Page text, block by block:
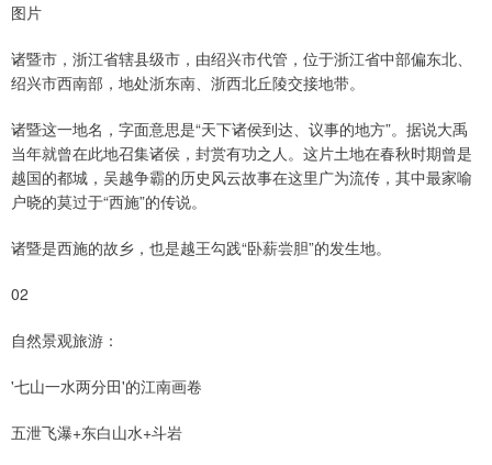
图片
诸暨市，浙江省辖县级市，由绍兴市代管，位于浙江省中部偏东北、
绍兴市西南部，地处浙东南、浙西北丘陵交接地带。
诸暨这一地名，字面意思是“天下诸侯到达、议事的地方”。据说大禹
当年就曾在此地召集诸侯，封赏有功之人。这片土地在春秋时期曾是
越国的都城，吴越争霸的历史风云故事在这里广为流传，其中最家喻
户晓的莫过于“西施”的传说。
诸暨是西施的故乡，也是越王勾践“卧薪尝胆”的发生地。
02
自然景观旅游：
'七山一水两分田'的江南画卷
五泄飞瀑+东白山水+斗岩